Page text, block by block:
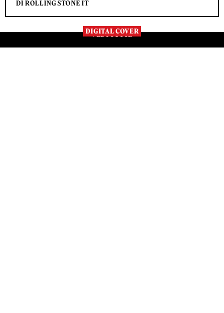
DI ROLLING STONE IT
DIGITAL COVER
VEDI TUTTE